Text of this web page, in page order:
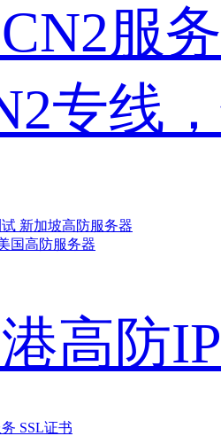
服
专线
新加坡高防服务器
国高防服务器
高防IP
SSL证书